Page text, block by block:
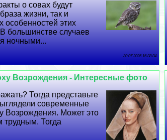
о совах будут
жизни, так и
особенностей этих
большинстве случаев
ночными...
30 07 2026 16:38:34
Возрождения - Интересные фото
Тогда представьте
современные
Возрождения. Может это
трудным. Тогда